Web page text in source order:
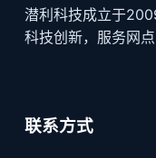
潜利科技成立于
科技创新，服务网
联系方式